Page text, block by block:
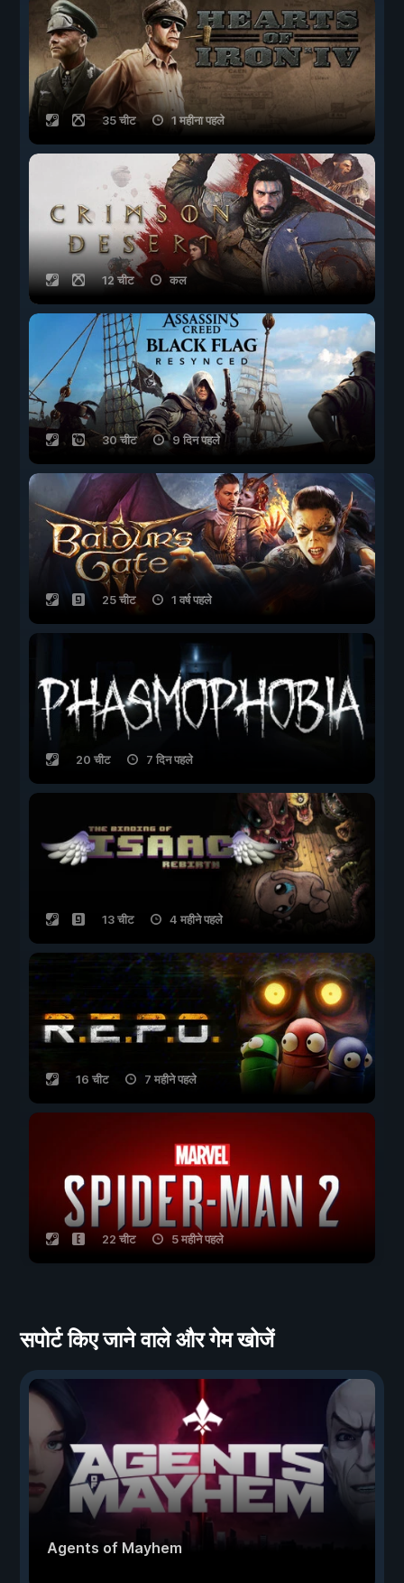
35 चीट 1 महीना पहले
12 चीट कल
30 चीट 9 दिन पहले
25 चीट 1 वर्ष पहले
20 चीट 7 दिन पहले
13 चीट 4 महीने पहले
16 चीट 7 महीने पहले
22 चीट 5 महीने पहले
सपोर्ट किए जाने वाले और गेम खोजें
Agents of Mayhem